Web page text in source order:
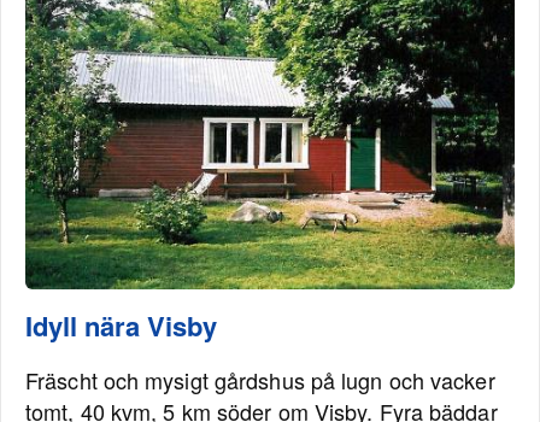
Idyll nära Visby
Fräscht och mysigt gårdshus på lugn och vacker
tomt, 40 kvm, 5 km söder om Visby. Fyra bäddar